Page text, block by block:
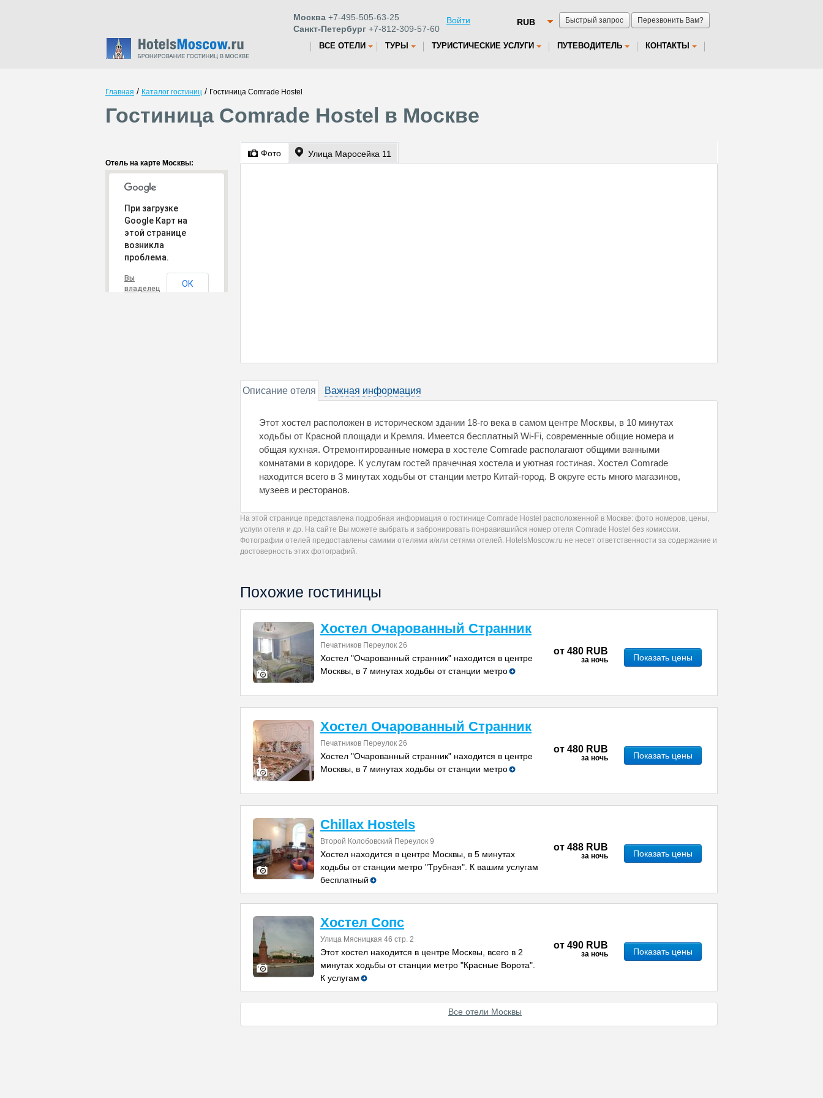
Быстрый запрос Перезвонить Вам?
Москва +7-495-505-63-25
Санкт-Петербург +7-812-309-57-60
Войти
ВСЕ ОТЕЛИ ТУРЫ ТУРИСТИЧЕСКИЕ УСЛУГИ ПУТЕВОДИТЕЛЬ КОНТАКТЫ
Главная / Каталог гостиниц / Гостиница Comrade Hostel
Гостиница Comrade Hostel в Москве
Отель на карте Москвы:
При загрузке
Google Карт на
этой странице
возникла
проблема.
Вы
владелец
ОК
Фото Улица Маросейка 11
Описание отеля Важная информация
Этот хостел расположен в историческом здании 18-го века в самом центре Москвы, в 10 минутах
ходьбы от Красной площади и Кремля. Имеется бесплатный Wi-Fi, современные общие номера и
общая кухная. Отремонтированные номера в хостеле Comrade располагают общими ванными
комнатами в коридоре. К услугам гостей прачечная хостела и уютная гостиная. Хостел Comrade
находится всего в 3 минутах ходьбы от станции метро Китай-город. В округе есть много магазинов,
музеев и ресторанов.
На этой странице представлена подробная информация о гостинице Comrade Hostel расположенной в Москве: фото номеров, цены,
услуги отеля и др. На сайте Вы можете выбрать и забронировать понравившийся номер отеля Comrade Hostel без комиссии.
Фотографии отелей предоставлены самими отелями и/или сетями отелей. HotelsMoscow.ru не несет ответственности за содержание и
достоверность этих фотографий.
Похожие гостиницы
Хостел Очарованный Странник
Печатников Переулок 26
Хостел "Очарованный странник" находится в центре
Москвы, в 7 минутах ходьбы от станции метро
от 480 RUB
за ночь Показать цены
Хостел Очарованный Странник
Печатников Переулок 26
Хостел "Очарованный странник" находится в центре
Москвы, в 7 минутах ходьбы от станции метро
от 480 RUB
за ночь Показать цены
Chillax Hostels
Второй Колобовский Переулок 9
Хостел находится в центре Москвы, в 5 минутах
ходьбы от станции метро "Трубная". К вашим услугам
бесплатный
от 488 RUB
за ночь Показать цены
Хостел Сопс
Улица Мясницкая 46 стр. 2
Этот хостел находится в центре Москвы, всего в 2
минутах ходьбы от станции метро "Красные Ворота".
К услугам
от 490 RUB
за ночь Показать цены
Все отели Москвы